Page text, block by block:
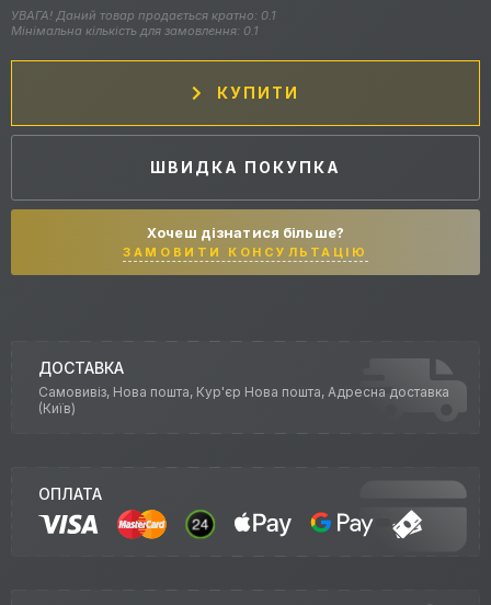
УВАГА! Даний товар продається кратно: 0.1
Мінімальна кількість для замовлення: 0.1
КУПИТИ
ШВИДКА ПОКУПКА
Хочеш дізнатися більше?
ЗАМОВИТИ КОНСУЛЬТАЦІЮ
ДОСТАВКА
Самовивіз, Нова пошта, Кур'єр Нова пошта, Адресна доставка
(Київ)
ОПЛАТА